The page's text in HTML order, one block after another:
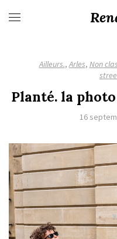
Ailleurs.,Arles, Non
Planté. la
16